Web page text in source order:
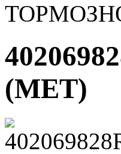
(МЕТ)